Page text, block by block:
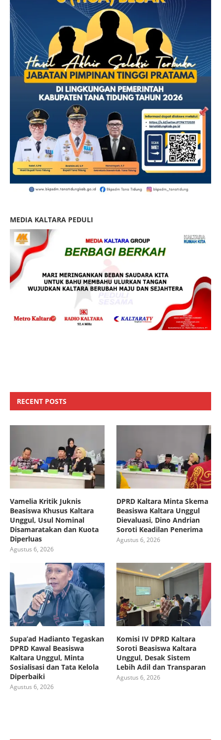
MEDIA KALTARA PEDULI
RECENT POSTS
Vamelia Kritik Juknis
Beasiswa Khusus Kaltara
Unggul, Usul Nominal
Disamaratakan dan Kuota
Diperluas
Agustus 6, 2026
DPRD Kaltara Minta Skema
Beasiswa Kaltara Unggul
Dievaluasi, Dino Andrian
Soroti Keadilan Penerima
Agustus 6, 2026
Supa’ad Hadianto Tegaskan
DPRD Kawal Beasiswa
Kaltara Unggul, Minta
Sosialisasi dan Tata Kelola
Diperbaiki
Agustus 6, 2026
Komisi IV DPRD Kaltara
Soroti Beasiswa Kaltara
Unggul, Desak Sistem
Lebih Adil dan Transparan
Agustus 6, 2026